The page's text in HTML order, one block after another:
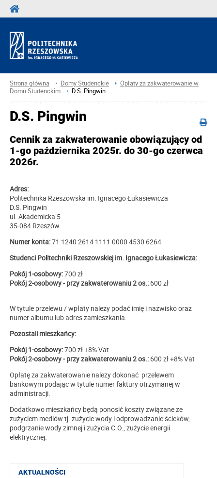
Strona główna Domy Studenckie
Opłaty za zakwaterowanie w
Domu Studenckim
D.S. Pingwin
AKTUALNOŚCI
D.S. Pingwin
Cennik za zakwaterowanie obowiązujący od
1-go października 2025r. do 30-go czerwca
2026r.
Adres:
Politechnika Rzeszowska im. Ignacego Łukasiewicza
D.S. Pingwin
ul. Akademicka 5
35-084 Rzeszów
Numer konta:71 1240 2614 1111 0000 4530 6264
Studenci Politechniki Rzeszowskiej im. Ignacego Łukasiewicza:
Pokój 1-osobowy:700 zł
Pokój 2-osobowy - przy zakwaterowaniu 2 os.: 600 zł
W tytule przelewu / wpłaty należy podać imię i nazwisko oraz
numer albumu lub adres zamieszkania.
Pozostali mieszkańcy:
Pokój 1-osobowy:700 zł +8% Vat
Pokój 2-osobowy - przy zakwaterowaniu 2 os.: 600 zł+8% Vat
Opłatę za zakwaterowanie należy dokonać przelewem
bankowym podając w tytule numer faktury otrzymanej w
administracji.
Dodatkowo mieszkańcy będą ponosić koszty związane ze
zużyciem mediów tj. zużycie wody i odprowadzanie ścieków,
podgrzanie wody zimnej i zużycia C.O., zużycie energii
elektrycznej.